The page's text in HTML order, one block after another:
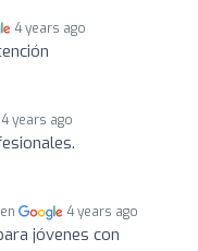
4 years ago
4 years ago
4 years ago
jóvenes con